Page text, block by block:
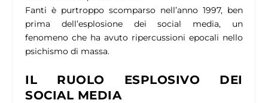
Fanti è purtroppo scomparso nell’anno 1997, ben
prima dell’esplosione dei social media, un
fenomeno che ha avuto ripercussioni epocali nello
psichismo di massa.
IL RUOLO ESPLOSIVO DEI
SOCIAL MEDIA